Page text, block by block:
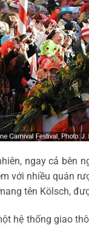
ngay cả bên
với nhiều quán
tên Kölsch,
hệ thống giao